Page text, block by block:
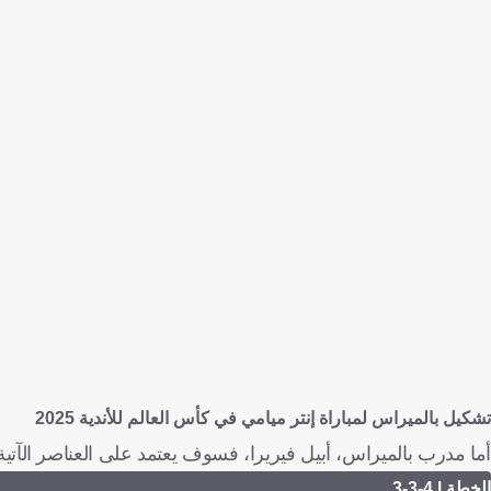
تشكيل بالميراس لمباراة إنتر ميامي في كأس العالم للأندية 2025
أما مدرب بالميراس، أبيل فيريرا، فسوف يعتمد على العناصر